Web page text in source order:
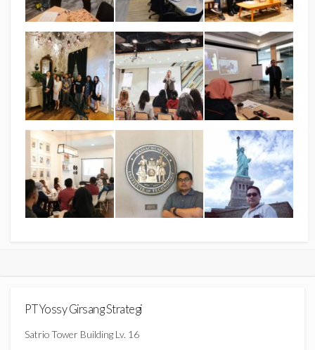
PT Yossy Girsang Strategi
Satrio Tower Building Lv. 16